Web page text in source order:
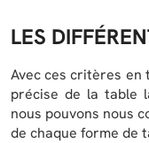
LES
Avec ces critères en
précise de la table
nous pouvons nous
de chaque forme de